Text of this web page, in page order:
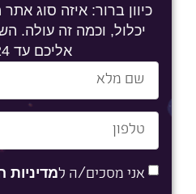
כיוון ברור: איזה סוג
יכלול, וכמה זה עולה.
אליכם עד 24 שעות
אני מסכים/ה למדיניות